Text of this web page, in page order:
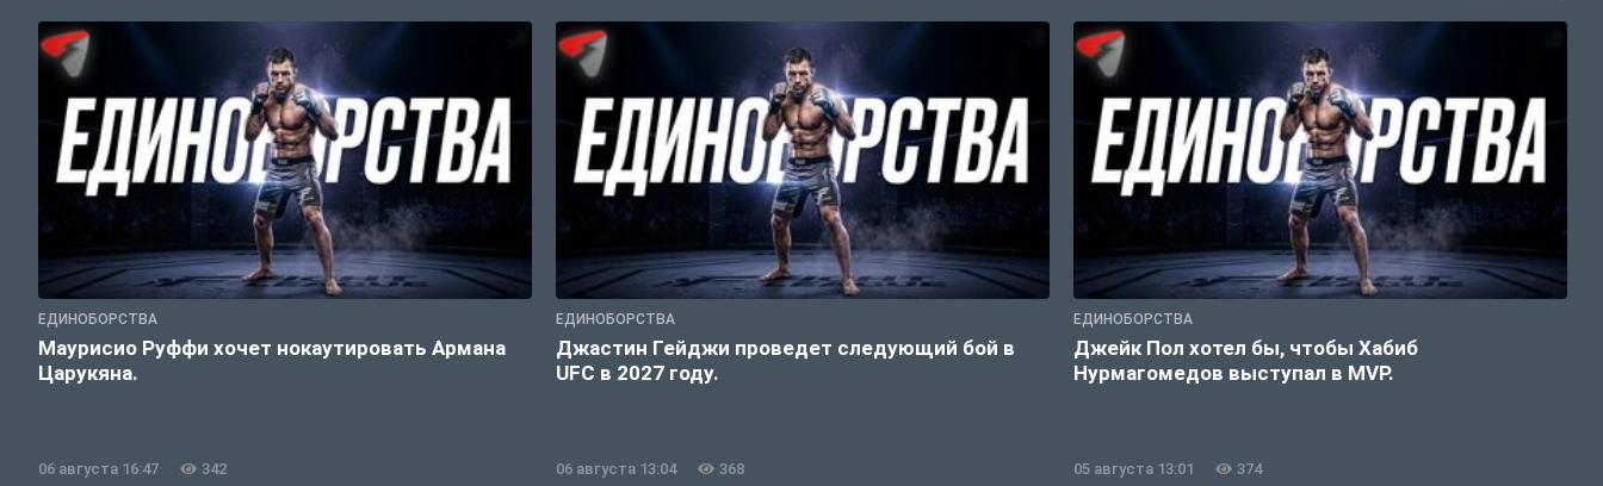
ЕДИНОБОРСТВА
Маурисио Руффи хочет нокаутировать Армана
Царукяна.
06 августа 16:47 342
ЕДИНОБОРСТВА
Джастин Гейджи проведет следующий бой в
UFC в 2027 году.
06 августа 13:04 368
ЕДИНОБОРСТВА
Джейк Пол хотел бы, чтобы Хабиб
Нурмагомедов выступал в MVP.
05 августа 13:01 374